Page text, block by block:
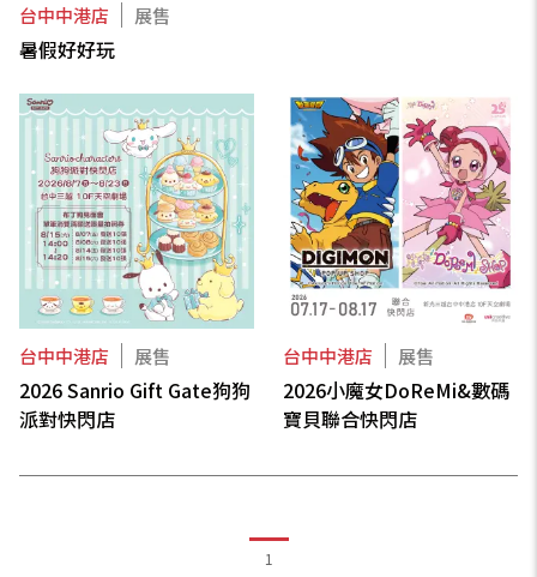
台中中港店 展售
暑假好好玩
台中中港店 展售
2026 Sanrio Gift Gate狗狗
派對快閃店
台中中港店 展售
2026小魔女DoReMi&數碼
寶貝聯合快閃店
1